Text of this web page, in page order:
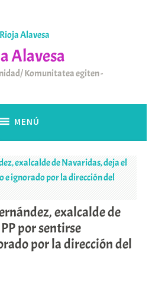
Alavesa
Komunitatea egiten
MENÚ
exalcalde de
por sentirse
por la dirección del